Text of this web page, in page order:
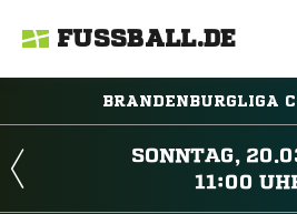
FUSSBALL.DE
BRANDENBURGLIGA

